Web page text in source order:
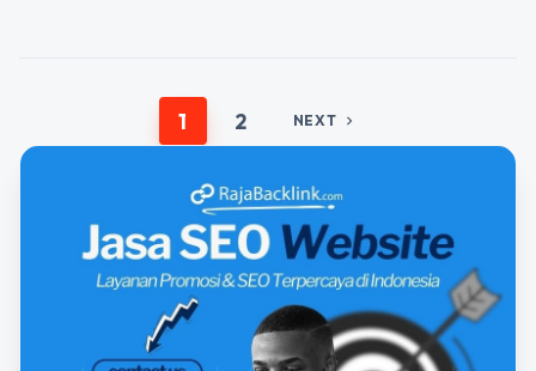
1 2 NEXT chevron_right